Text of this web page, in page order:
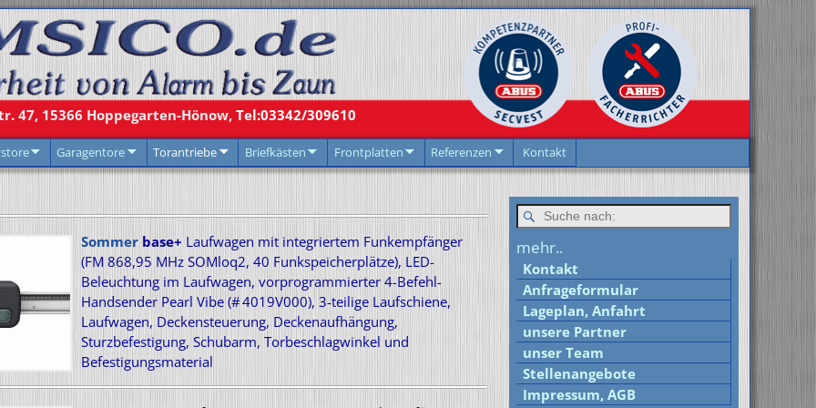
47, 15366 Hoppegarten-Hönow, Tel:03342/309610
Garagentore Torantriebe Briefkästen Frontplatten Referenzen Kontakt
Sommer base+ Laufwagen mit integriertem Funkempfänger
(FM 868,95 MHz SOMloq2, 40 Funkspeicherplätze), LED-
Beleuchtung im Laufwagen, vorprogrammierter 4-Befehl-
Handsender Pearl Vibe (# 4019V000), 3-teilige Laufschiene,
Laufwagen, Deckensteuerung, Deckenaufhängung,
Sturzbefestigung, Schubarm, Torbeschlagwinkel und
Befestigungsmaterial
mehr..
Kontakt
Anfrageformular
Lageplan, Anfahrt
unsere Partner
unser Team
Stellenangebote
Impressum, AGB